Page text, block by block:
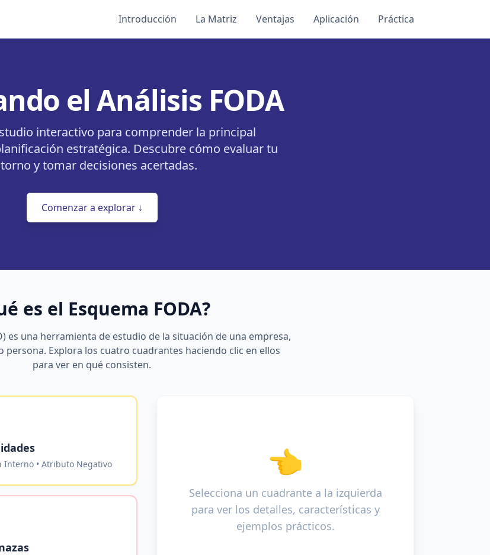
Introducción La Matriz Ventajas Aplicación Práctica
el Análisis FODA
interactivo para comprender la principal
estratégica. Descubre cómo evaluar tu
y tomar decisiones acertadas.
Comenzar a explorar ↓
es el Esquema FODA?
es una herramienta de estudio de la situación de una empresa,
persona. Explora los cuatro cuadrantes haciendo clic en ellos
para ver en qué consisten.
Interno • Atributo Negativo 👈
Selecciona un cuadrante a la izquierda
para ver los detalles, características y
ejemplos prácticos.